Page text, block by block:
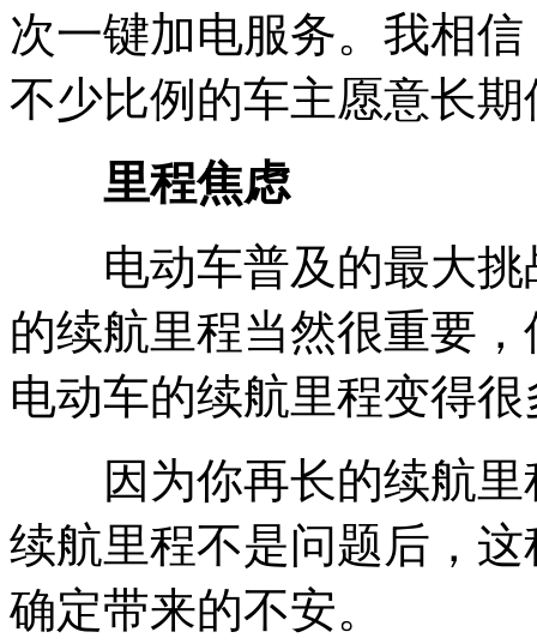
次一键加电服务。我相
不少比例的车主愿意长
里程焦虑
电动车普及的最大挑
的续航里程当然很重要
电动车的续航里程变得
因为你再长的续航里
续航里程不是问题后，
确定带来的不安。